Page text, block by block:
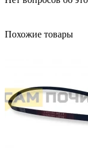
Похожие товары